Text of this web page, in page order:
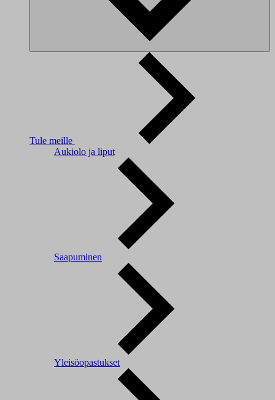
Tule meille
Aukiolo ja liput
Saapuminen
Yleisöopastukset